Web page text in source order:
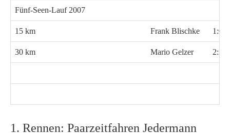
Fünf-Seen-Lauf 2007
15 km Frank Blischke
30 km Mario Gelzer
1. Rennen: Paarzeitfahren Jedermann